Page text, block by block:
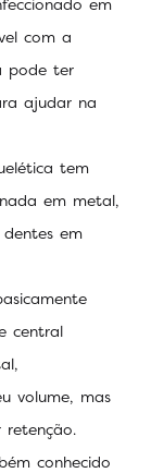
com a
pode ter
ajudar na
tem
em metal,
em
central
volume, mas
conhecido